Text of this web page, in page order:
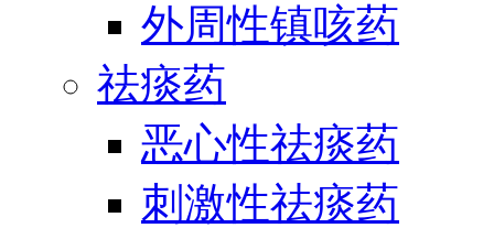
外周性镇咳药
祛痰药
恶心性祛痰药
刺激性祛痰药